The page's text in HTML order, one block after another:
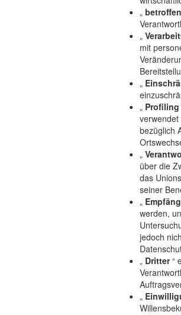
„
„
mit
„
„ Profiling
bezüglich
„
über die
das
seiner
„
werden,
jedoch
„ Dritter“
„